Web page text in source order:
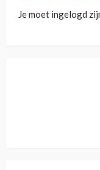
Je moet ingelogd